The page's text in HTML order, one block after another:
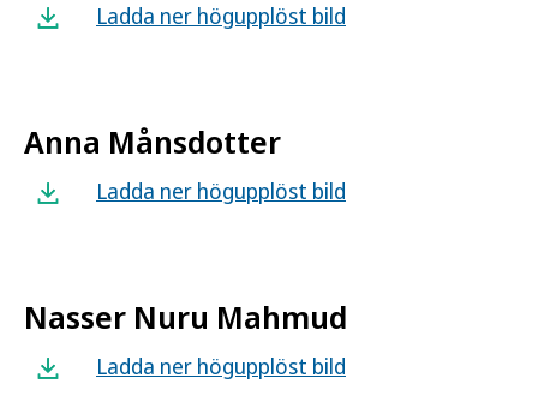
Ladda ner högupplöst bild
Anna Månsdotter
Ladda ner högupplöst bild
Nasser Nuru Mahmud
Ladda ner högupplöst bild